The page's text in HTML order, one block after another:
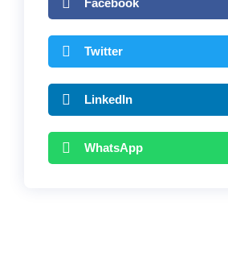
Facebook
Twitter
LinkedIn
WhatsApp